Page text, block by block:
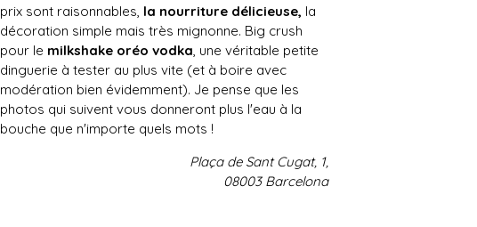
prix sont raisonnables, la nourriture délicieuse, la
décoration simple mais très mignonne. Big crush
pour le milkshake oréo vodka, une véritable petite
dinguerie à tester au plus vite (et à boire avec
modération bien évidemment). Je pense que les
photos qui suivent vous donneront plus l'eau à la
bouche que n'importe quels mots !
Plaça de Sant Cugat, 1,
08003 Barcelona